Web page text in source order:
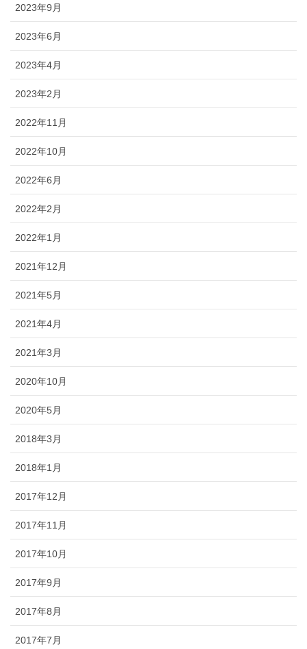
2023年9月
2023年6月
2023年4月
2023年2月
2022年11月
2022年10月
2022年6月
2022年2月
2022年1月
2021年12月
2021年5月
2021年4月
2021年3月
2020年10月
2020年5月
2018年3月
2018年1月
2017年12月
2017年11月
2017年10月
2017年9月
2017年8月
2017年7月